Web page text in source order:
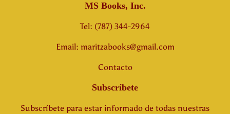
MS Books, Inc.
Tel: (787) 344-2964
Email: maritzabooks@gmail.com
Contacto
Subscríbete
Subscríbete para estar informado de todas nuestras